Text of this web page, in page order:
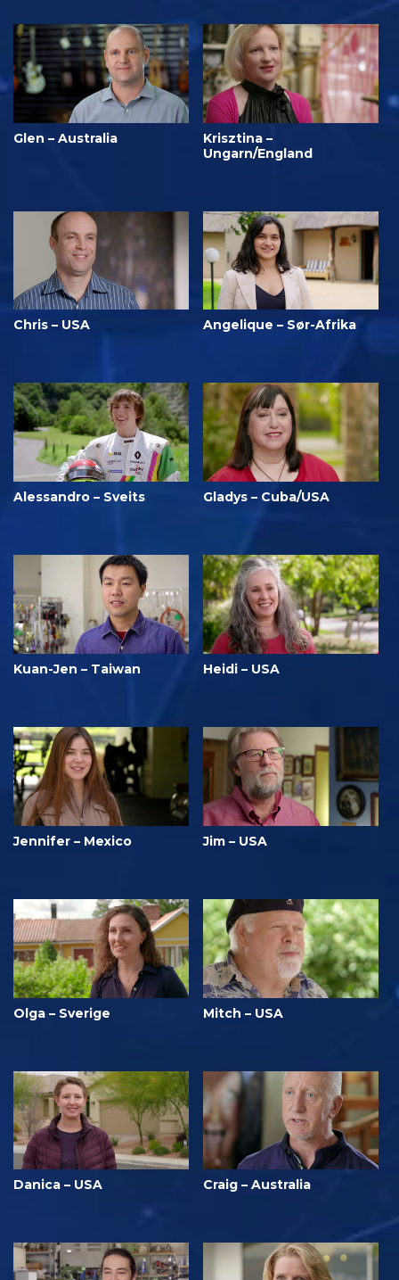
Glen – Australia
Krisztina –
Ungarn/England
Chris – USA Angelique – Sør-Afrika
Alessandro – Sveits Gladys – Cuba/USA
Kuan-Jen – Taiwan Heidi – USA
Jennifer – Mexico Jim – USA
Olga – Sverige Mitch – USA
Danica – USA Craig – Australia